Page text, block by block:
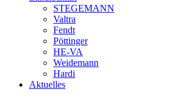
STEGEMANN
Valtra
Fendt
Pöttinger
HE-VA
Weidemann
Hardi
Aktuelles